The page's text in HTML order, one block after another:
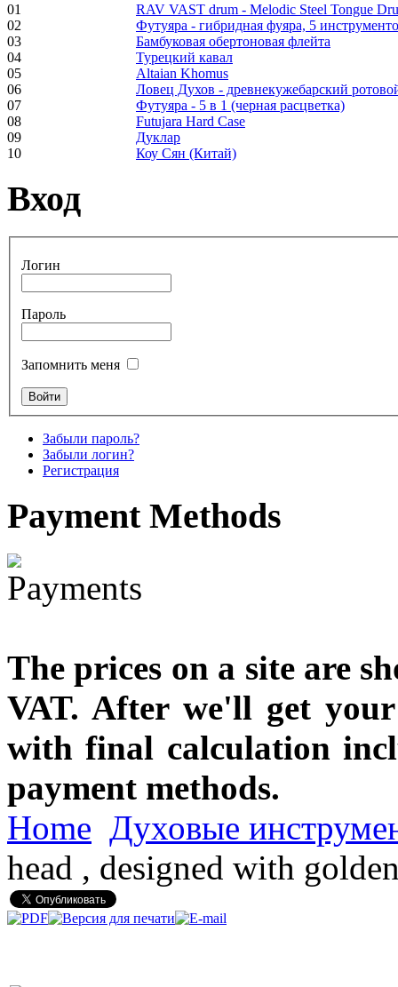
Frame and Shaman
Drum "Master of
Animals", tunable,
with Henna
€530.00
Tunable Tonbak with
€880.00
Snake Didgeridoo
designed
€790.00
€711.00
Вы экономите: €79.00
01
RAV VAST drum - Melodic Steel Tongue
02
Футуяра - гибридная фуяра, 5
03
Бамбуковая обертоновая флейта
04
Турецкий кавал
05
Altaian Khomus
06
Ловец Духов - древнекужебарский
07
Футуяра - 5 в 1 (черная расцветка)
08
Futujara Hard Case
09
Дуклар
10
Коу Сян (Китай)
Вход
Логин
Пароль
Запомнить меня
Забыли пароль?
Забыли логин?
Регистрация
PaymentMethods
The prices on a site are
VAT. After we'll get
with final calculation
payment methods.
Home Духовые
head , designed with